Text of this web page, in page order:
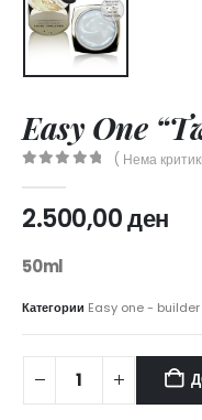
Easy One
( Нема
2.500,00ден
50ml
Категории Easy one -